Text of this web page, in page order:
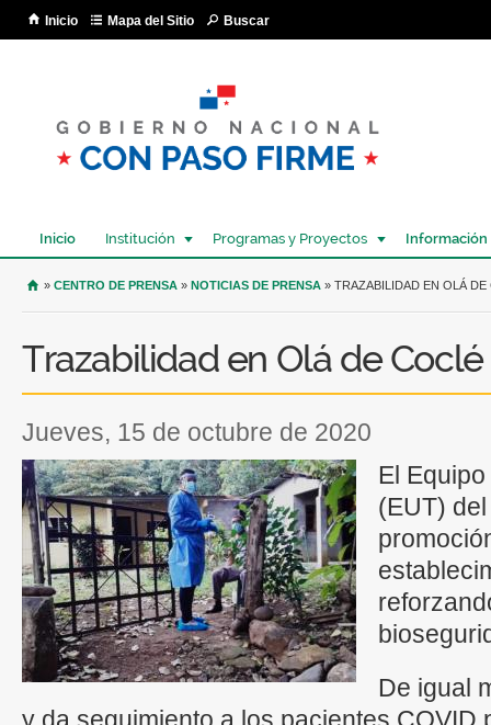
Inicio Mapa del Sitio Buscar
Inicio Institución Programas y Proyectos Información
USTED SE ENCUENTRA AQUÍ
» CENTRO DE PRENSA » NOTICIAS DE PRENSA » TRAZABILIDAD EN OLÁ DE
Trazabilidad en Olá de Coclé
jueves, 15 de octubre de 2020
El
(EUT)
De igual
y da seguimiento a los pacientes COVID